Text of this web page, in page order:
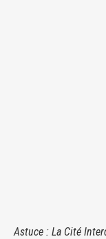
Astuce : La Cité